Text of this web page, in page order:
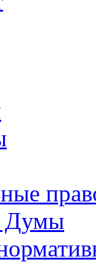
Думы